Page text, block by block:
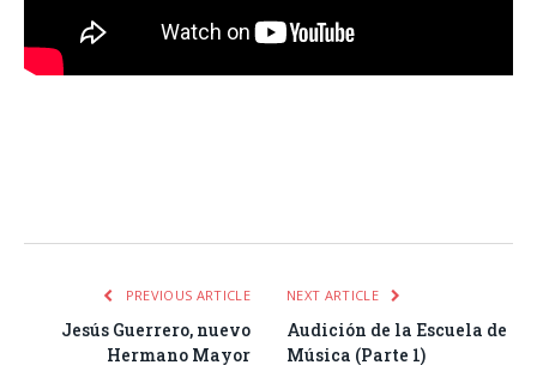
PREVIOUS ARTICLE
Jesús Guerrero, nuevo
Hermano Mayor
NEXT ARTICLE
Audición de la Escuela de
Música (Parte 1)